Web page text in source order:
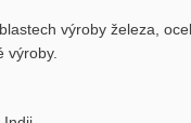
výroby železa,
výroby.